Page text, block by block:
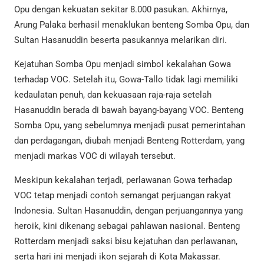
Opu dengan kekuatan sekitar 8.000 pasukan. Akhirnya,
Arung Palaka berhasil menaklukan benteng Somba Opu, dan
Sultan Hasanuddin beserta pasukannya melarikan diri.
Kejatuhan Somba Opu menjadi simbol kekalahan Gowa
terhadap VOC. Setelah itu, Gowa-Tallo tidak lagi memiliki
kedaulatan penuh, dan kekuasaan raja-raja setelah
Hasanuddin berada di bawah bayang-bayang VOC. Benteng
Somba Opu, yang sebelumnya menjadi pusat pemerintahan
dan perdagangan, diubah menjadi Benteng Rotterdam, yang
menjadi markas VOC di wilayah tersebut.
Meskipun kekalahan terjadi, perlawanan Gowa terhadap
VOC tetap menjadi contoh semangat perjuangan rakyat
Indonesia. Sultan Hasanuddin, dengan perjuangannya yang
heroik, kini dikenang sebagai pahlawan nasional. Benteng
Rotterdam menjadi saksi bisu kejatuhan dan perlawanan,
serta hari ini menjadi ikon sejarah di Kota Makassar.